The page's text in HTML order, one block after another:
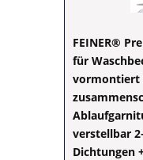
FEINER®
für
vormontiert
verstellbar
Dichtungen